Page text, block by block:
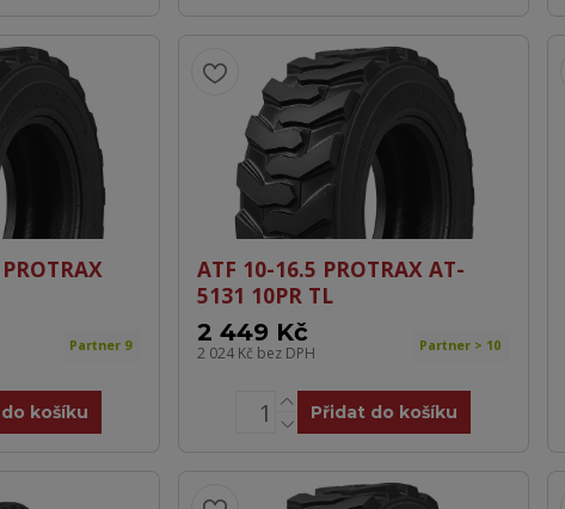
Partner 9
košíku
ATF 10-16.5 PROTRAX AT-
5131 10PR TL
2 449 Kč
2 024 Kč bez DPH Partner > 10
Přidat do košíku